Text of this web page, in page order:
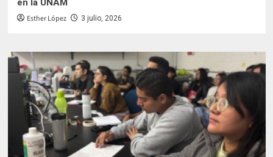
en la UNAM
Esther López 3 julio, 2026